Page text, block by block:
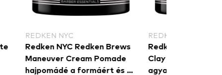
NYC
NYC Redken Brews
Cream Pomade
a formáért és a
REDKEN NYC
Redken NYC Redken Brews
Clay Pomade hajformázó
agyaggal